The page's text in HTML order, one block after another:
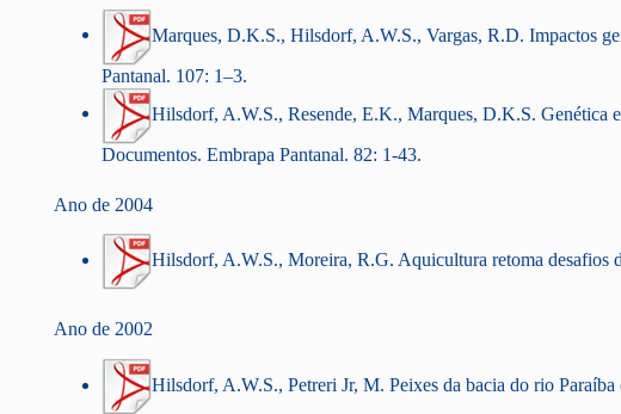
Marques, D.K.S., Hilsdorf, A.W.S., Vargas, R.D. Impactos
Pantanal. 107: 1–3.
Hilsdorf, A.W.S., Resende, E.K., Marques, D.K.S. Genética
Documentos. Embrapa Pantanal. 82: 1-43.
Ano de 2004
Hilsdorf, A.W.S., Moreira, R.G. Aquicultura retoma desafios
Ano de 2002
Hilsdorf, A.W.S., Petreri Jr, M. Peixes da bacia do rio